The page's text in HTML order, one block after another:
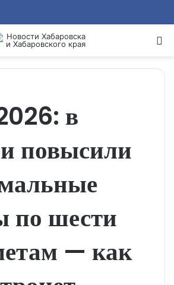
в
повысили
по шести
— как